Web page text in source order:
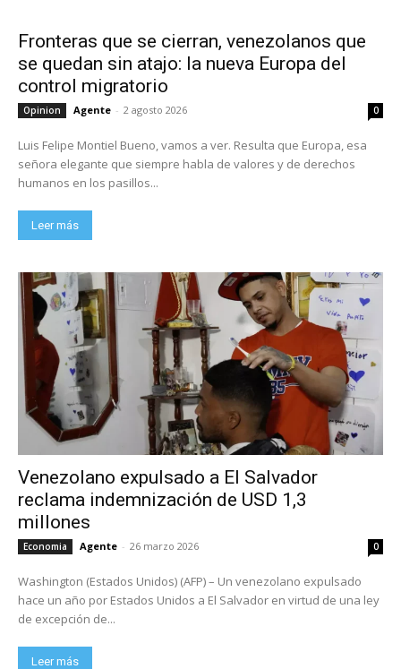
Fronteras que se cierran, venezolanos que
se quedan sin atajo: la nueva Europa del
control migratorio
Opinion Agente - 2 agosto 2026 0
Luis Felipe Montiel Bueno, vamos a ver. Resulta que Europa, esa
señora elegante que siempre habla de valores y de derechos
humanos en los pasillos...
Leer más
Venezolano expulsado a El Salvador
reclama indemnización de USD 1,3
millones
Economia Agente - 26 marzo 2026 0
Washington (Estados Unidos) (AFP) – Un venezolano expulsado
hace un año por Estados Unidos a El Salvador en virtud de una ley
de excepción de...
Leer más